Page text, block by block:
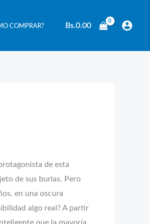
COMPRAR? Bs.0.00
de esta
de sus burlas. Pero
en una oscura
algo real? A partir